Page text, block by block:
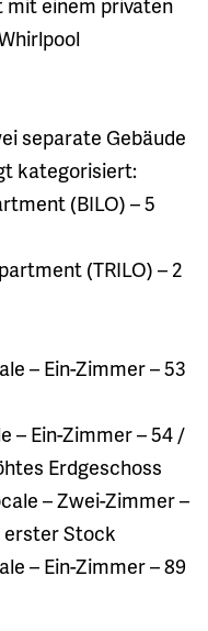
separate Gebäude
kategorisiert:
(BILO) – 5
(TRILO) – 2
– Ein-Zimmer – 53
– Ein-Zimmer – 54 /
Erdgeschoss
– Zwei-Zimmer –
erster Stock
– Ein-Zimmer – 89